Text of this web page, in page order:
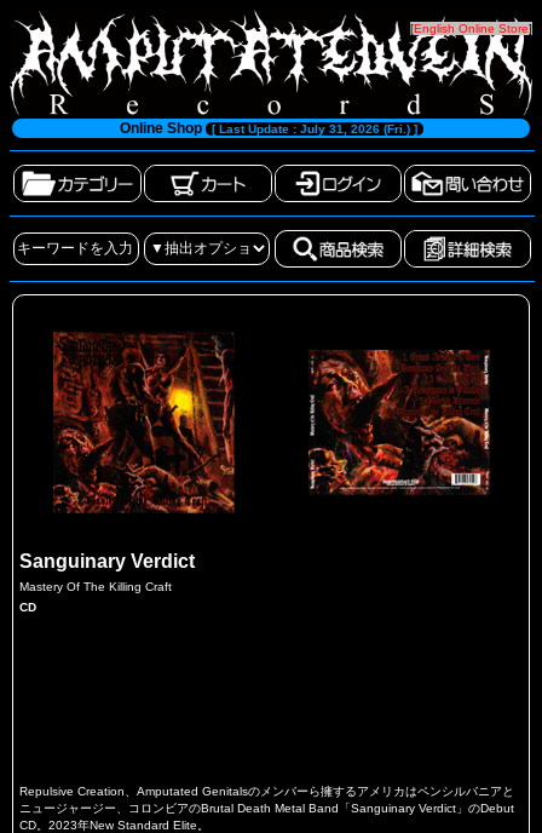
[English Online Store]
Online Shop [ Last Update : July 31, 2026 (Fri.) ]
Sanguinary Verdict
Mastery Of The Killing Craft
CD
Repulsive Creation、Amputated Genitalsのメンバーら擁するアメリカはペンシルバニアと
ニュージャージー、コロンビアのBrutal Death Metal Band「Sanguinary Verdict」のDebut
CD。2023年New Standard Elite。